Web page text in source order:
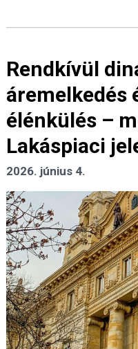
Rendkívül
áremelkedés
élénkülés –
Lakáspiaci
2026. június 4.